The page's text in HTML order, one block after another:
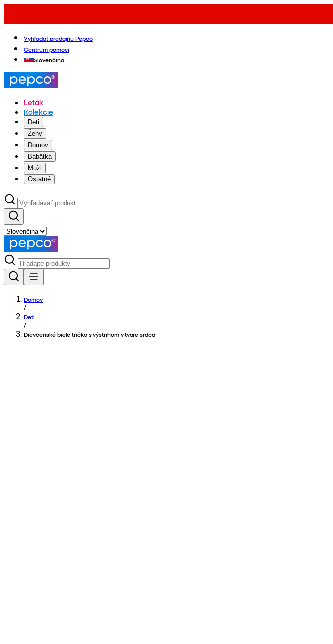
Vyhľadať predajňu Pepco
Centrum pomoci
Slovenčina
Leták
Kolekcie
Deti
Ženy
Domov
Bábätká
Muži
Ostatné
Domov
/
Deti
/
Dievčenské biele tričko s výstrihom v tvare srdca